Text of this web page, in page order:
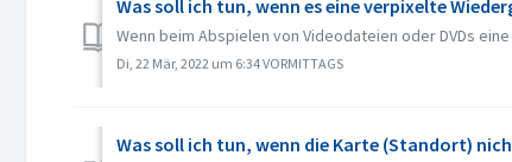
Was soll ich tun, wenn es eine verpixelte
Wenn beim Abspielen von Videodateien oder DVDs
Di, 22 Mär, 2022 um 6:34 VORMITTAGS
Was soll ich tun, wenn die Karte (Standort)